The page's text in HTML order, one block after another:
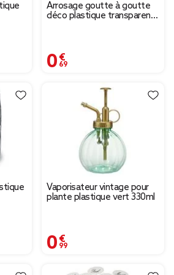
Arrosage goutte à goutte
déco plastique transparent
0,69 €
Vaporisateur vintage pour
plante plastique vert 330ml
0,99 €